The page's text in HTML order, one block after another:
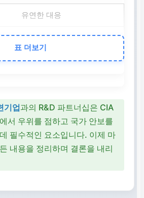
유연한 대응
정부 기관의 경직성을 보
완, 신속한 기술 도입 및 적
용
다양한 분야의 민간 전문가
지식과 경험 활용
미래 위협 대비
표 더보기
기업과의 R&D 파트너십은 CIA
서 우위를 점하고 국가 안보를
필수적인 요소입니다. 이제 마
내용을 정리하며 결론을 내리